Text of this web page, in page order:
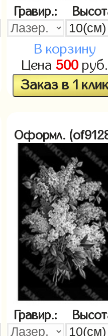
Гравир.:
В корзину
Цена 500руб.
Заказ в 1
Оформл.
Гравир.: